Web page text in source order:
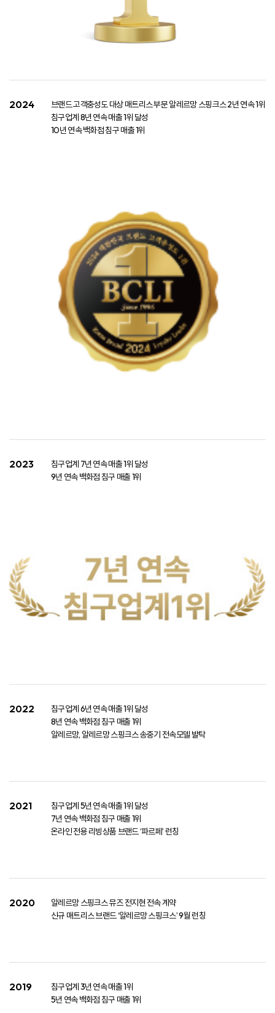
2024
브랜드 고객충성도 대상 매트리스 부문 알레르망 스핑크스 2년 연속 1위​
​ 침구업계 8년 연속 매출 1위 달성​
​ 10년 연속 백화점 침구 매출 1위​
2023
침구업계 7년 연속 매출 1위 달성
​ 9년 연속 백화점 침구 매출 1위​
2022
침구업계 6년 연속 매출 1위 달성
​ 8년 연속 백화점 침구 매출 1위​
​ 알레르망, 알레르망 스핑크스 송중기 전속모델 발탁
2021
침구업계 5년 연속 매출 1위 달성
​ 7년 연속 백화점 침구 매출 1위​
온라인 전용 리빙상품 브랜드 ‘파르페’ 런칭
2020
알레르망 스핑크스 뮤즈 전지현 전속 계약
신규 매트리스 브랜드 ‘알레르망 스핑크스’ 9월 런칭
2019
침구업계 3년 연속 매출 1위​
5년 연속 백화점 침구 매출 1위